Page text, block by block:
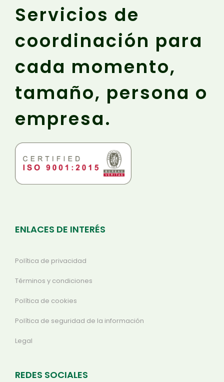
Servicios de
coordinación para
cada momento,
tamaño, persona o
empresa.
ENLACES DE INTERÉS
Política de privacidad
Términos y condiciones
Política de cookies
Política de seguridad de la información
Legal
REDES SOCIALES